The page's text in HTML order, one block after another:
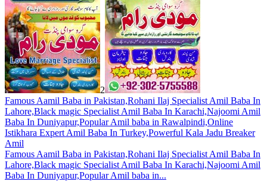
2
Famous Aamil Baba in Pakistan,Rohani Ilaj Specialist Amil Baba In
Lahore,Black magic Specialist Amil Baba In Karachi,Najoomi Amil
Baba In Duniyapur,Popular Amil baba in Rawalpindi,Online
Istikhara Expert Amil Baba In Turkey,Powerful Kala Jadu Breaker
Amil
Famous Aamil Baba in Pakistan,Rohani Ilaj Specialist Amil Baba In
Lahore,Black magic Specialist Amil Baba In Karachi,Najoomi Amil
Baba In Duniyapur,Popular Amil baba in...